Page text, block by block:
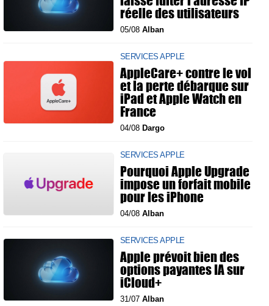
réelle des utilisateurs
05/08 Alban
SERVICES APPLE
AppleCare+ contre le vol
et la perte débarque sur
iPad et Apple Watch en
France
04/08 Dargo
SERVICES APPLE
Pourquoi Apple Upgrade
impose un forfait mobile
pour les iPhone
04/08 Alban
SERVICES APPLE
Apple prévoit bien des
options payantes IA sur
iCloud+
31/07 Alban